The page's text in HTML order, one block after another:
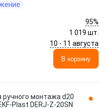
95%
1 019 шт.
10 - 11 августа
В корзину
монтажа d20
Plast DERJ-Z-20SN